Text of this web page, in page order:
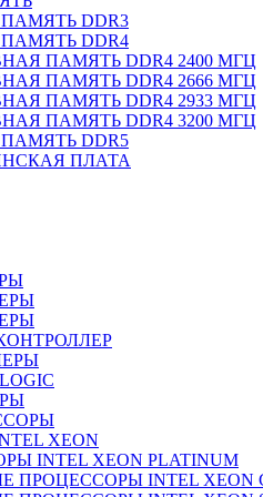
DDR3
DDR4
ПАМЯТЬ DDR4 2400 МГЦ
ПАМЯТЬ DDR4 2666 МГЦ
ПАМЯТЬ DDR4 2933 МГЦ
ПАМЯТЬ DDR4 3200 МГЦ
DDR5
ПЛАТА
XEON
INTEL XEON PLATINUM
ПРОЦЕССОРЫ INTEL XEON